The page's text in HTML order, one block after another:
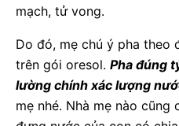
mạch, tử vong.
Do đó, mẹ chú ý pha theo
trên gói oresol. Pha đúng
lường chính xác lượng
mẹ nhé. Nhà mẹ nào cũng